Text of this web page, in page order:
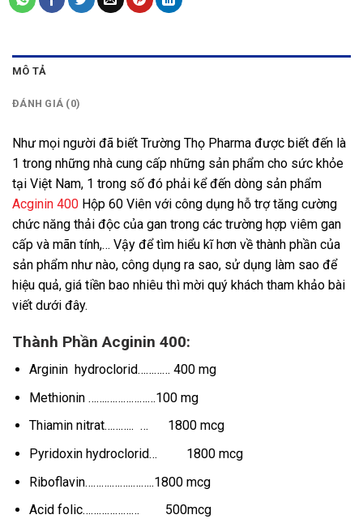
MÔ TẢ
ĐÁNH GIÁ (0)
Như mọi người đã biết Trường Thọ Pharma được biết đến là
1 trong những nhà cung cấp những sản phẩm cho sức khỏe
tại Việt Nam, 1 trong số đó phải kể đến dòng sản phẩm
Acginin 400 Hộp 60 Viên với công dụng hỗ trợ tăng cường
chức năng thải độc của gan trong các trường hợp viêm gan
cấp và mãn tính,… Vậy để tìm hiểu kĩ hơn về thành phần của
sản phẩm như nào, công dụng ra sao, sử dụng làm sao để
hiệu quả, giá tiền bao nhiêu thì mời quý khách tham khảo bài
viết dưới đây.
Thành Phần Acginin 400:
Arginin hydroclorid………… 400 mg
Methionin …….………………100 mg
Thiamin nitrat……….. … 1800 mcg
Pyridoxin hydroclorid… 1800 mcg
Riboflavin……….……..……..1800 mcg
Acid folic………………… 500mcg